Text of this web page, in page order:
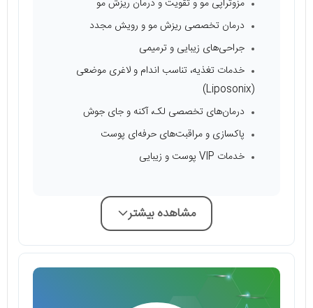
درمان تخصصی ریزش مو و رویش مجدد
جراحی‌های زیبایی و ترمیمی
خدمات تغذیه، تناسب اندام و لاغری موضعی
(Liposonix)
درمان‌های تخصصی لک، آکنه و جای جوش
پاکسازی و مراقبت‌های حرفه‌ای پوست
خدمات VIP پوست و زیبایی
مشاهده بیشتر